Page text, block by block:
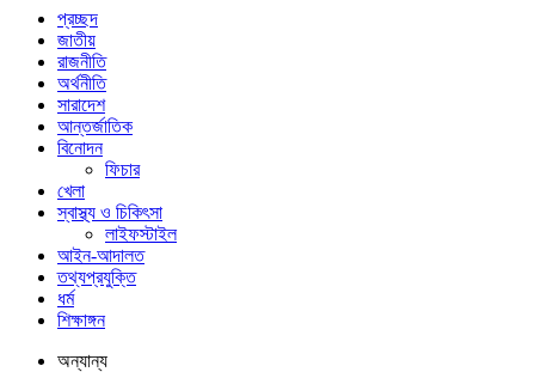
প্রচ্ছদ
জাতীয়
রাজনীতি
অর্থনীতি
সারাদেশ
আন্তর্জাতিক
বিনোদন
ফিচার
খেলা
স্বাস্থ্য ও চিকিৎসা
লাইফস্টাইল
আইন-আদালত
তথ্যপ্রযুক্তি
ধর্ম
শিক্ষাঙ্গন
অন্যান্য